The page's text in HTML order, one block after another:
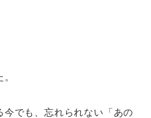
今でも、忘れられない「あの